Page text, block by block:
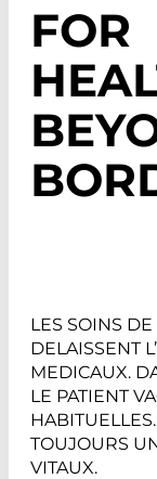
FOR
LES SOINS
DELAISSENT
MEDICAUX.
LE PATIENT
TOUJOURS
VITAUX.